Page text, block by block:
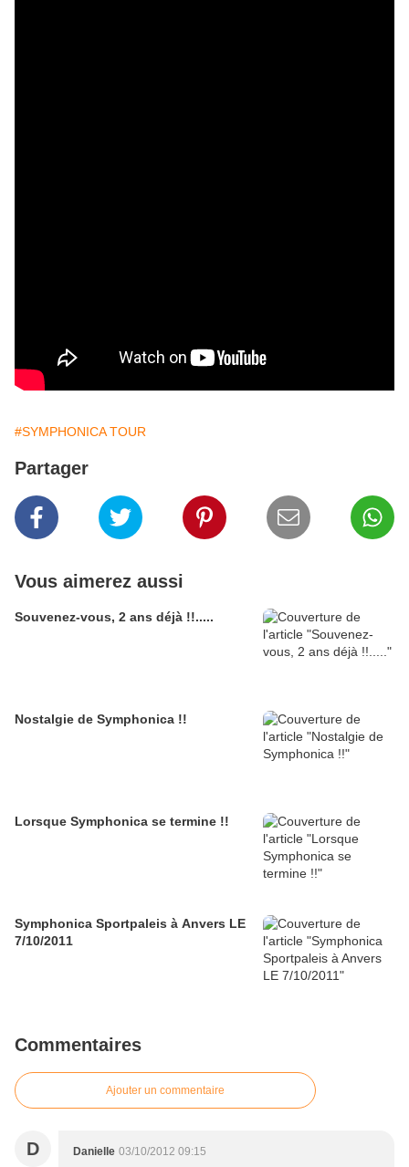
#SYMPHONICA TOUR
Partager
Vous aimerez aussi
Souvenez-vous, 2 ans déjà !!.....
Nostalgie de Symphonica !!
Lorsque Symphonica se termine !!
Symphonica Sportpaleis à Anvers LE
7/10/2011
Commentaires
Ajouter un commentaire
D Danielle 03/10/2012 09:15